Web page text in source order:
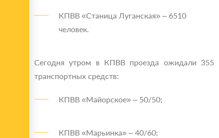
КПВВ «Станица Луганская» – 6510
человек.
Сегодня утром в КПВВ проезда ожидали 355
транспортных средств:
КПВВ «Майорское» – 50/50;
КПВВ «Марьинка» – 40/60;